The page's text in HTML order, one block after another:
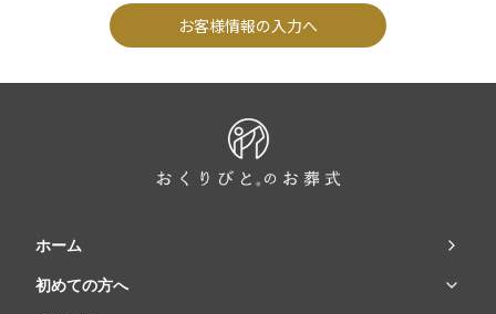
お客様情報の入力へ
ホーム
初めての方へ